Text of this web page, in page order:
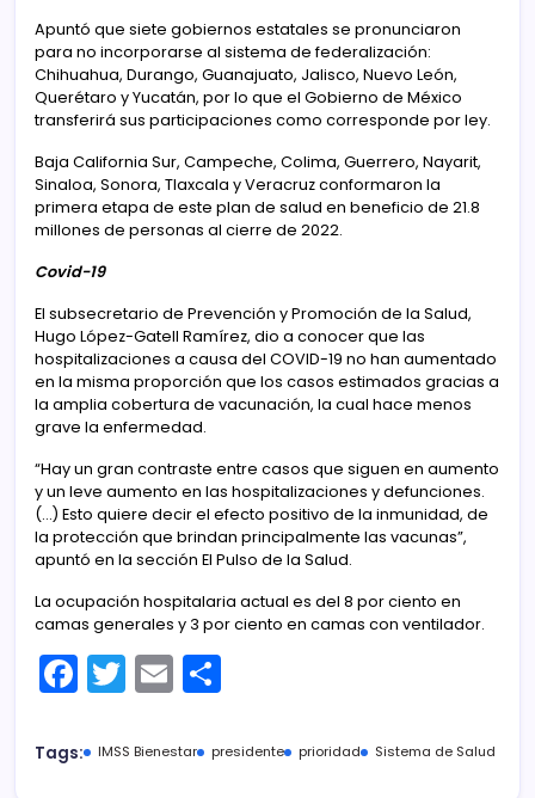
Apuntó que siete gobiernos estatales se pronunciaron
para no incorporarse al sistema de federalización:
Chihuahua, Durango, Guanajuato, Jalisco, Nuevo León,
Querétaro y Yucatán, por lo que el Gobierno de México
transferirá sus participaciones como corresponde por ley.
Baja California Sur, Campeche, Colima, Guerrero, Nayarit,
Sinaloa, Sonora, Tlaxcala y Veracruz conformaron la
primera etapa de este plan de salud en beneficio de 21.8
millones de personas al cierre de 2022.
Covid-19
El subsecretario de Prevención y Promoción de la Salud,
Hugo López-Gatell Ramírez, dio a conocer que las
hospitalizaciones a causa del COVID-19 no han aumentado
en la misma proporción que los casos estimados gracias a
la amplia cobertura de vacunación, la cual hace menos
grave la enfermedad.
“Hay un gran contraste entre casos que siguen en aumento
y un leve aumento en las hospitalizaciones y defunciones.
(…) Esto quiere decir el efecto positivo de la inmunidad, de
la protección que brindan principalmente las vacunas”,
apuntó en la sección El Pulso de la Salud.
La ocupación hospitalaria actual es del 8 por ciento en
camas generales y 3 por ciento en camas con ventilador.
F
a
c
T
w
itt
E
m
ai m
Tags: IMSS Bienestar presidente prioridad Sistema de Salud